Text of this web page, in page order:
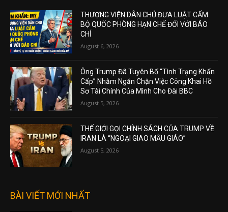
THƯỢNG VIỆN DÂN CHỦ ĐƯA LUẬT CẤM
BỘ QUỐC PHÒNG HẠN CHẾ ĐỐI VỚI BÁO
CHÍ
August 6, 2026
Ông Trump Đã Tuyên Bố “Tình Trạng Khẩn
Cấp” Nhằm Ngăn Chặn Việc Công Khai Hồ
Sơ Tài Chính Của Mình Cho Đài BBC
August 5, 2026
THẾ GIỚI GỌI CHÍNH SÁCH CỦA TRUMP VỀ
IRAN LÀ “NGOẠI GIAO MẪU GIÁO”
August 5, 2026
BÀI VIẾT MỚI NHẤT